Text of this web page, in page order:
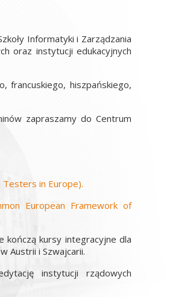
Informatyki i Zarządzania
oraz instytucji edukacyjnych
francuskiego, hiszpańskiego,
zapraszamy do Centrum
Testers in Europe).
European Framework of
kończą kursy integracyjne dla
Austrii i Szwajcarii.
instytucji rządowych